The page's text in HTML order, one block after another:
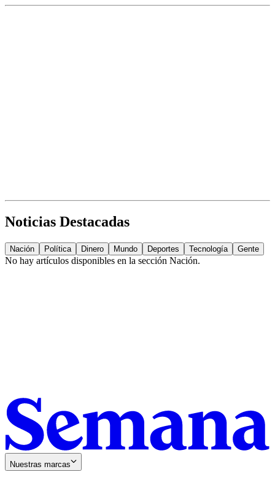
Noticias Destacadas
Nación Política Dinero Mundo Deportes Tecnología Gente
No hay artículos disponibles en la sección Nación.
Nuestras marcas